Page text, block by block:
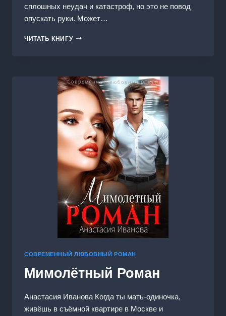
сплошных неудач и катастроф, но это не повод
опускать руки. Может…
ЧИТАТЬ КНИГУНЕУДАЧНИЦА
СОВРЕМЕННЫЙ ЛЮБОВНЫЙ РОМАН
Мимолётный Роман
Анастасия Иванoва Когда ты мать-одиночка,
живёшь в съёмной квартире в Москве и